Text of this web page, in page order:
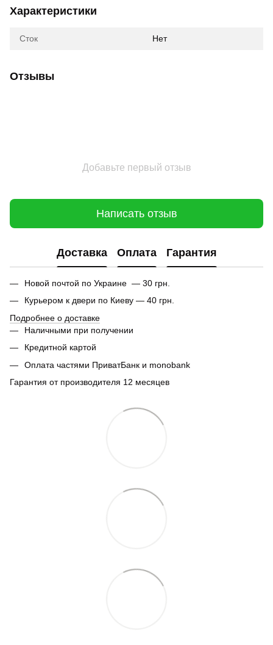
Характеристики
Сток Нет
Отзывы
Добавьте первый отзыв
Написать отзыв
Доставка Оплата Гарантия
Новой почтой по Украине — 30 грн.
Курьером к двери по Киеву — 40 грн.
Подробнее о доставке
Наличными при получении
Кредитной картой
Оплата частями ПриватБанк и monobank
Гарантия от производителя 12 месяцев